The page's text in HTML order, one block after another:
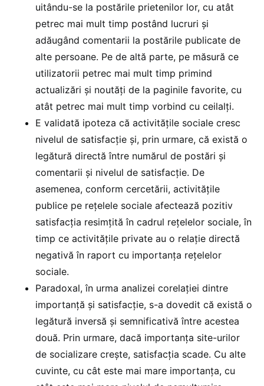
uitându-se la postările prietenilor lor, cu atât
petrec mai mult timp postând lucruri și
adăugând comentarii la postările publicate de
alte persoane. Pe de altă parte, pe măsură ce
utilizatorii petrec mai mult timp primind
actualizări și noutăți de la paginile favorite, cu
atât petrec mai mult timp vorbind cu ceilalți.
E validată ipoteza că activitățile sociale cresc
nivelul de satisfacție și, prin urmare, că există o
legătură directă între numărul de postări și
comentarii și nivelul de satisfacție. De
asemenea, conform cercetării, activitățile
publice pe rețelele sociale afectează pozitiv
satisfacția resimțită în cadrul rețelelor sociale, în
timp ce activitățile private au o relație directă
negativă în raport cu importanța rețelelor
sociale.
Paradoxal, în urma analizei corelației dintre
importanță și satisfacție, s-a dovedit că există o
legătură inversă și semnificativă între acestea
două. Prin urmare, dacă importanța site-urilor
de socializare crește, satisfacția scade. Cu alte
cuvinte, cu cât este mai mare importanța, cu